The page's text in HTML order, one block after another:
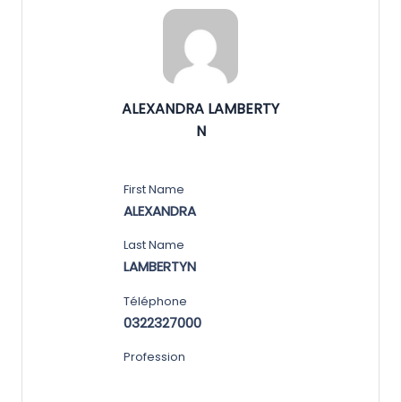
ALEXANDRA LAMBERTY
N
First Name
ALEXANDRA
Last Name
LAMBERTYN
Téléphone
0322327000
Profession